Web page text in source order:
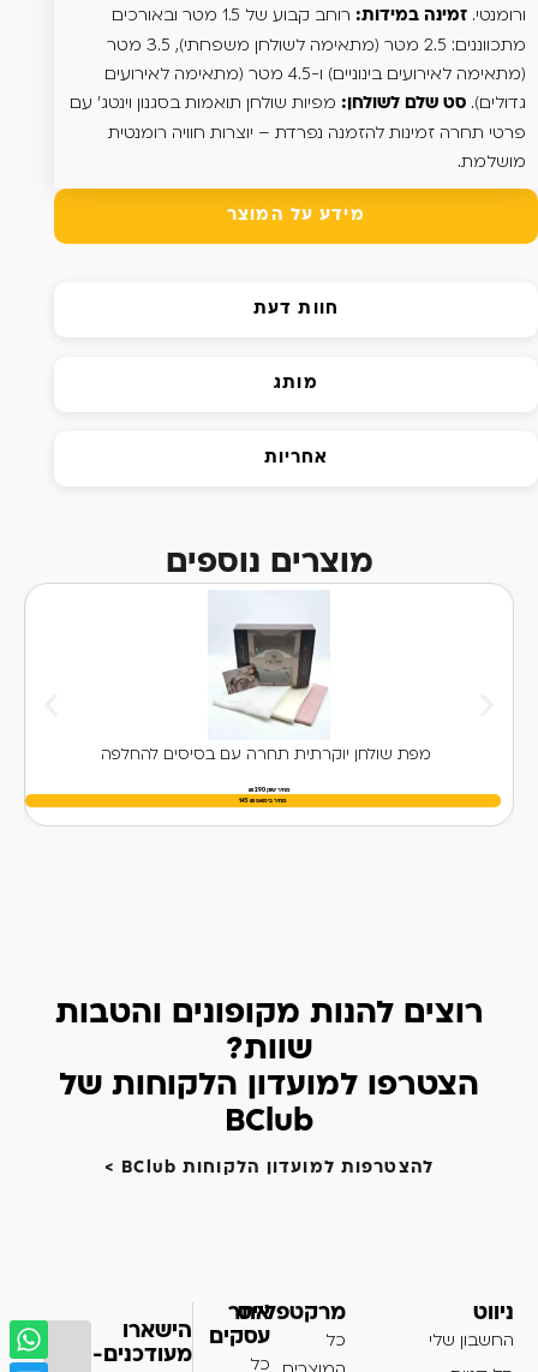
מידע על המוצר
חוות דעת
מותג
אחריות
ורומנטי. זמינה במידות:
רוחב קבוע של 1.5 מטר ובאורכים
מתכווננים: 2.5 מטר (מתאימה לשולחן משפחתי), 3.5 מטר
(מתאימה לאירועים בינוניים) ו-4.5 מטר (מתאימה לאירועים
גדולים). סט שלם לשולחן: מפיות שולחן תואמות בסגנון וינטג' עם
פרטי תחרה זמינות להזמנה נפרדת – יוצרות חוויה רומנטית
מושלמת.
מוצרים נוספים
מפת שולחן יוקרתית תחרה עם בסיסים להחלפה
מחיר שוק 290 ₪
מחיר בימאפ ₪
רוצים להנות מקופונים והטבות
שוות?
הצטרפו למועדון הלקוחות של
BClub
להצטרפות למועדון הלקוחות BClub >
ניווט
החשבון שלי
מרקטפלייס
כל
אתר
עסקים
כל
הישארו
מעודכנים-